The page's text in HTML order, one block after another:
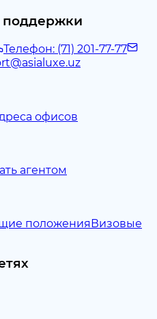
поддержки
Телефон: (71) 201-77-77
офисов
агентом
положения Визовые